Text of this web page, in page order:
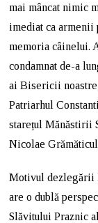
mai mâncat nimic
imediat ca armenii
memoria câinelui.
condamnat de-a
ai Bisericii
Patriarhul
starețul Mănăstirii
Nicolae
Motivul dezlegării
are o dublă
Slăvitului Praznic